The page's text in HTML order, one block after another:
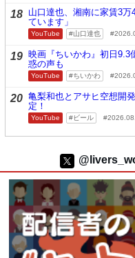
18 山口達也、湘南に家賃3
ています」
YouTube 山口達也
19 映画『ちいかわ』初日9.3
惑の声も
YouTube ちいかわ
20 亀梨和也とアサヒ空想開
定！
YouTube ビール